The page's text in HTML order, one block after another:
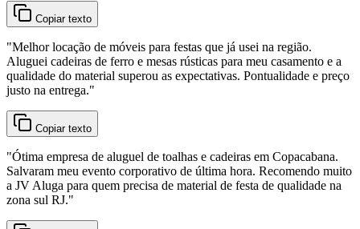
Copiar texto
"Melhor locação de móveis para festas que já usei na região.
Aluguei cadeiras de ferro e mesas rústicas para meu casamento e a
qualidade do material superou as expectativas. Pontualidade e preço
justo na entrega."
Copiar texto
"Ótima empresa de aluguel de toalhas e cadeiras em Copacabana.
Salvaram meu evento corporativo de última hora. Recomendo muito
a JV Aluga para quem precisa de material de festa de qualidade na
zona sul RJ."